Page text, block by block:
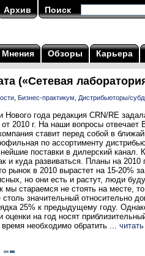
Архив Поиск
Мнения Обзоры Карьера
(«Сетевая
Бизнес-практикум Дистрибьюторы/
Нового года редакция CRN/RE
2010 г. На наши вопросы отвечает
ставит перед собой в
по ассортименту
поставки в дилерский канал.
и куда развиваться. Планы на
рынок в 2010 вырастет на 15-20%
но они есть и растут, люди
мы стараемся не стоять на месте,
значительный относительно
25% к предыдущему году.
оценки на год носят
необходимо обратить ...